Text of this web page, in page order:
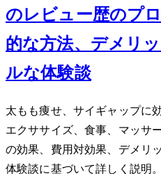
のレビュー歴のプ
的な方法、デメリ
ルな体験談
太もも痩せ、サイギャップに
エクササイズ、食事、マッサ
の効果、費用対効果、デメリ
体験談に基づいて詳しく説明